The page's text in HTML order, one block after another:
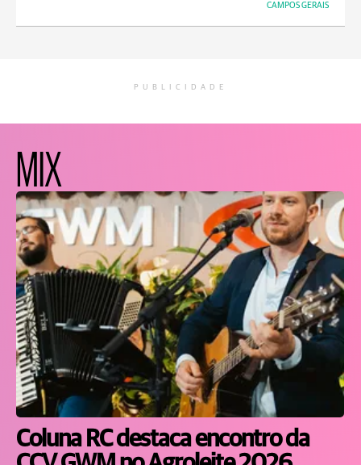
CAMPOS GERAIS
PUBLICIDADE
MIX
Coluna RC destaca encontro da